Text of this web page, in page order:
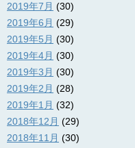
2019年7月 (30)
2019年6月 (29)
2019年5月 (30)
2019年4月 (30)
2019年3月 (30)
2019年2月 (28)
2019年1月 (32)
2018年12月 (29)
2018年11月 (30)